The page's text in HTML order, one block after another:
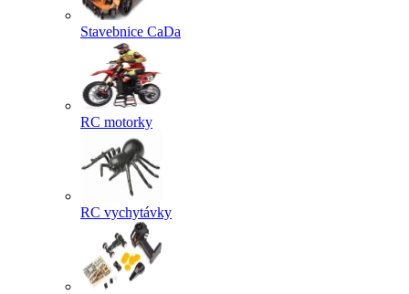
Stavebnice CaDa
RC motorky
RC vychytávky